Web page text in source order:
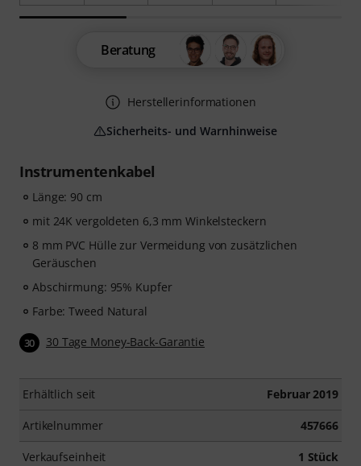
Instrumentenkabel
Länge: 90 cm
mit 24K vergoldeten 6,3 mm Winkelsteckern
8 mm PVC Hülle zur Vermeidung von zusätzlichen
Geräuschen
Abschirmung: 95% Kupfer
Farbe: Tweed Natural
30 30 Tage Money-Back-Garantie
Erhältlich seit Februar 2019
Artikelnummer 457666
Verkaufseinheit 1 Stück
Beratung
Herstellerinformationen
Sicherheits- und Warnhinweise